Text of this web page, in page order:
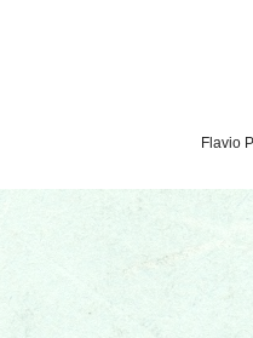
Flavio